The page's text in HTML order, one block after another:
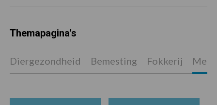
Themapagina's
Diergezondheid Bemesting Fokkerij